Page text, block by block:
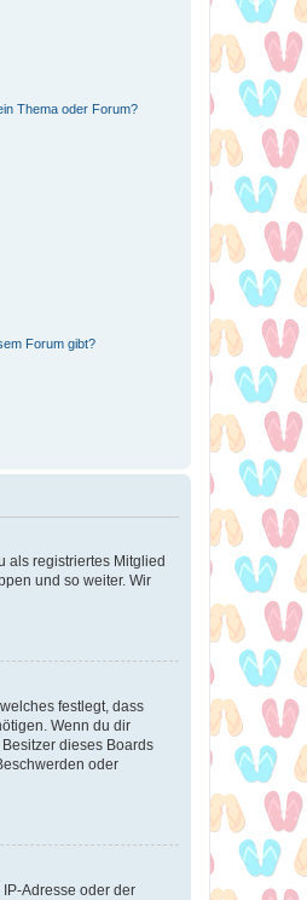
Thema oder Forum?
Forum gibt?
als registriertes Mitglied
und so weiter. Wir
festlegt, dass
Wenn du dir
dieses Boards
oder
Adresse oder der